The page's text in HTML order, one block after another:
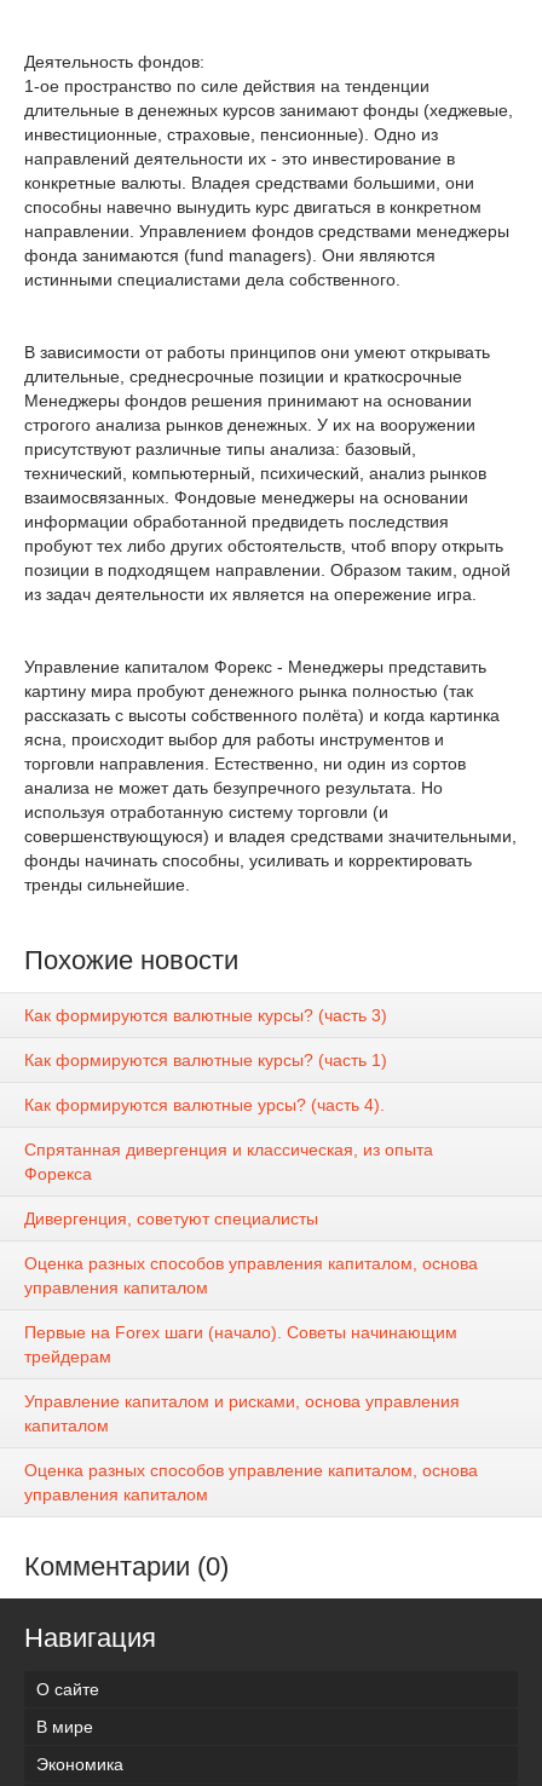
Деятельность фондов:
1-ое пространство по силе действия на тенденции
длительные в денежных курсов занимают фонды (хеджевые,
инвестиционные, страховые, пенсионные). Одно из
направлений деятельности их - это инвестирование в
конкретные валюты. Владея средствами большими, они
способны навечно вынудить курс двигаться в конкретном
направлении. Управлением фондов средствами менеджеры
фонда занимаются (fund managers). Они являются
истинными специалистами дела собственного.
В зависимости от работы принципов они умеют открывать
длительные, среднесрочные позиции и краткосрочные
Менеджеры фондов решения принимают на основании
строгого анализа рынков денежных. У их на вооружении
присутствуют различные типы анализа: базовый,
технический, компьютерный, психический, анализ рынков
взаимосвязанных. Фондовые менеджеры на основании
информации обработанной предвидеть последствия
пробуют тех либо других обстоятельств, чтоб впору открыть
позиции в подходящем направлении. Образом таким, одной
из задач деятельности их является на опережение игра.
Управление капиталом Форекс - Менеджеры представить
картину мира пробуют денежного рынка полностью (так
рассказать с высоты собственного полёта) и когда картинка
ясна, происходит выбор для работы инструментов и
торговли направления. Естественно, ни один из сортов
анализа не может дать безупречного результата. Но
используя отработанную систему торговли (и
совершенствующуюся) и владея средствами значительными,
фонды начинать способны, усиливать и корректировать
тренды сильнейшие.
Похожие новости
Как формируются валютные курсы? (часть 3)
Как формируются валютные курсы? (часть 1)
Как формируются валютные урсы? (часть 4).
Спрятанная дивергенция и классическая, из опыта
Форекса
Дивергенция, советуют специалисты
Оценка разных способов управления капиталом, основа
управления капиталом
Первые на Forex шаги (начало). Советы начинающим
трейдерам
Управление капиталом и рисками, основа управления
капиталом
Оценка разных способов управление капиталом, основа
управления капиталом
Комментарии (0)
Навигация
О сайте
В мире
Экономика